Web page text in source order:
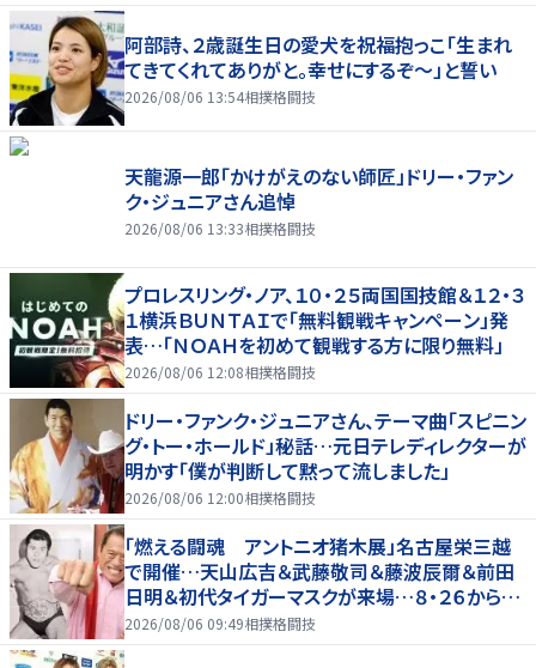
阿部詩、２歳誕生日の愛犬を祝福抱っこ「生まれ
てきてくれてありがと。幸せにするぞ～」と誓い
2026/08/06 13:54相撲格闘技
天龍源一郎「かけがえのない師匠」ドリー・ファン
ク・ジュニアさん追悼
2026/08/06 13:33相撲格闘技
プロレスリング・ノア、１０・２５両国国技館＆１２・３
１横浜ＢＵＮＴＡＩで「無料観戦キャンペーン」発
表…「ＮＯＡＨを初めて観戦する方に限り無料」
2026/08/06 12:08相撲格闘技
ドリー・ファンク・ジュニアさん、テーマ曲「スピニン
グ・トー・ホールド」秘話…元日テレディレクターが
明かす「僕が判断して黙って流しました」
2026/08/06 12:00相撲格闘技
「燃える闘魂 アントニオ猪木展」名古屋栄三越
で開催…天山広吉＆武藤敬司＆藤波辰爾＆前田
日明＆初代タイガーマスクが来場…８・２６から９・
７まで
2026/08/06 09:49相撲格闘技